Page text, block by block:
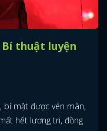
thuật luyện
bí mật được vén màn,
hết lương tri, đồng